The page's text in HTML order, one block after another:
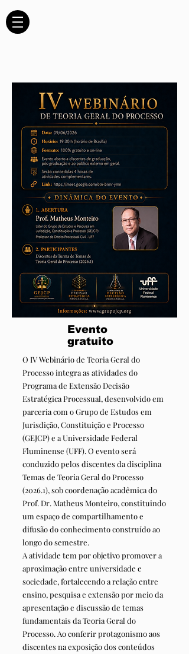
Evento
gratuito
O IV Webinário de Teoria Geral do
Processo integra as atividades do
Programa de Extensão Decisão
Estratégica Processual, desenvolvido em
parceria com o Grupo de Estudos em
Jurisdição, Constituição e Processo
(GEJCP) e a Universidade Federal
Fluminense (UFF). O evento será
conduzido pelos discentes da disciplina
Temas de Teoria Geral do Processo
(2026.1), sob coordenação acadêmica do
Prof. Dr. Matheus Monteiro, constituindo
um espaço de compartilhamento e
difusão do conhecimento construído ao
longo do semestre.
A atividade tem por objetivo promover a
aproximação entre universidade e
sociedade, fortalecendo a relação entre
ensino, pesquisa e extensão por meio da
apresentação e discussão de temas
fundamentais da Teoria Geral do
Processo. Ao conferir protagonismo aos
discentes na exposição dos conteúdos